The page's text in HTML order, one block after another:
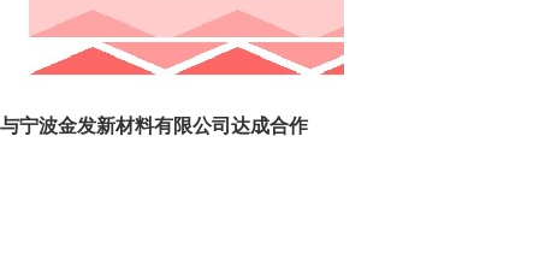
与宁波金发新材料有限公司达成合作